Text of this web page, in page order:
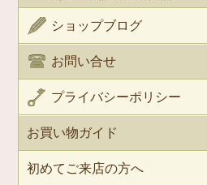
ショップブログ
お問い合せ
プライバシーポリシー
お買い物ガイド
初めてご来店の方へ